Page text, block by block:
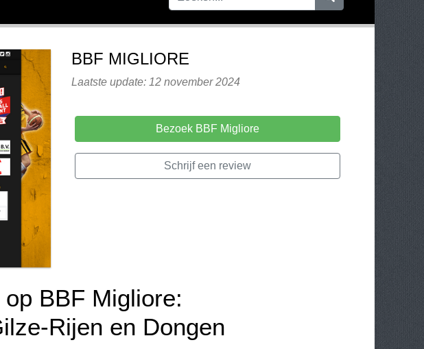
BBF MIGLIORE
Laatste update: 12 november 2024
Bezoek BBF Migliore
Schrijf een review
BBF Migliore:
Rijen en Dongen